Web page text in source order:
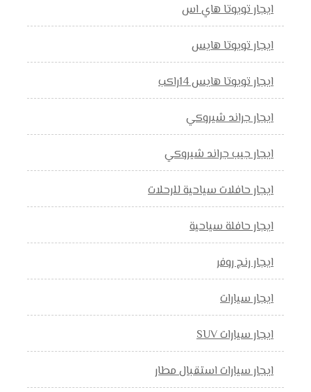
ايجار تويوتا هاي اس
ايجار تويوتا هايس
ايجار تويوتا هايس 14راكب
ايجار جراند شيروكي
ايجار جيب جراند شيروكي
ايجار حافلات سياحية للرحلات
ايجار حافلة سياحية
ايجار رنج روفر
ايجار سيارات
ايجار سيارات SUV
ايجار سيارات استقبال مطار